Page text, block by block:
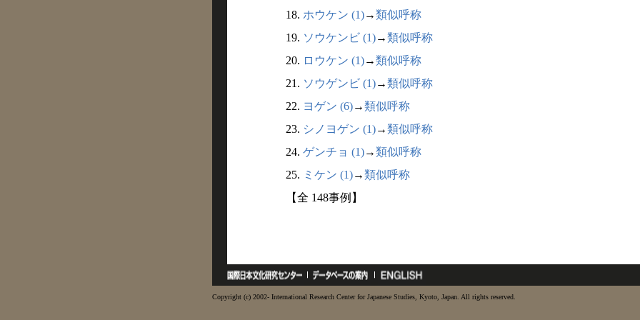
18. ホウケン (1)→類似呼称
19. ソウケンビ (1)→類似呼称
20. ロウケン (1)→類似呼称
21. ソウゲンビ (1)→類似呼称
22. ヨゲン (6)→類似呼称
23. シノヨゲン (1)→類似呼称
24. ゲンチョ (1)→類似呼称
25. ミケン (1)→類似呼称
【全 148事例】
Copyright (c) 2002- International Research Center for Japanese Studies, Kyoto, Japan. All rights reserved.